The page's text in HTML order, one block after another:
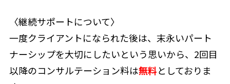
〈継続サポートについて〉
一度クライアントになられた後は、末永いパート
ナーシップを大切にしたいという思いから、2回目
以降のコンサルテーション料は無料としておりま